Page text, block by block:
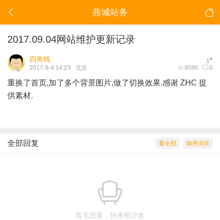
燕城站务
2017.09.04网站维护更新记录
1#
四角钱
8595 0
2017-9-4 14:23 北京
重换了首页,加了多个背景图片,做了切换效果.感谢 ZHC 提
供素材.
倒序浏览
看全部
全部回复
暂无回复，快来抢沙发